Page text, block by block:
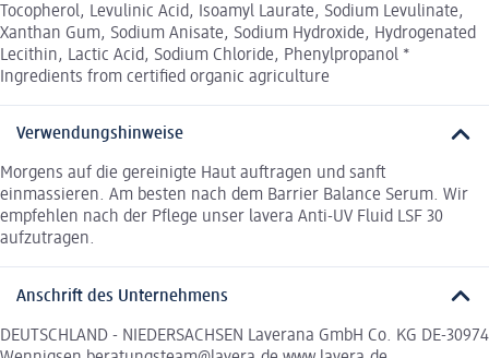
Tocopherol, Levulinic Acid, Isoamyl Laurate, Sodium Levulinate,
Xanthan Gum, Sodium Anisate, Sodium Hydroxide, Hydrogenated
Lecithin, Lactic Acid, Sodium Chloride, Phenylpropanol *
Ingredients from certified organic agriculture
Verwendungshinweise
Morgens auf die gereinigte Haut auftragen und sanft
einmassieren. Am besten nach dem Barrier Balance Serum. Wir
empfehlen nach der Pflege unser lavera Anti-UV Fluid LSF 30
aufzutragen.
Anschrift des Unternehmens
DEUTSCHLAND - NIEDERSACHSEN Laverana GmbH Co. KG DE-30974